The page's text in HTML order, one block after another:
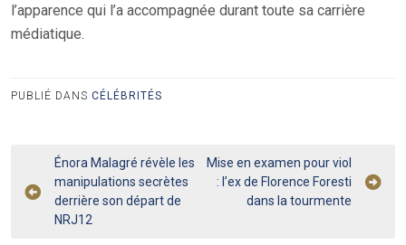
l’apparence qui l’a accompagnée durant toute sa carrière
médiatique.
PUBLIÉ DANS CÉLÉBRITÉS
Navigation
de
l’article
Énora Malagré révèle les
manipulations secrètes
derrière son départ de
NRJ12
Mise en examen pour viol
: l’ex de Florence Foresti
dans la tourmente